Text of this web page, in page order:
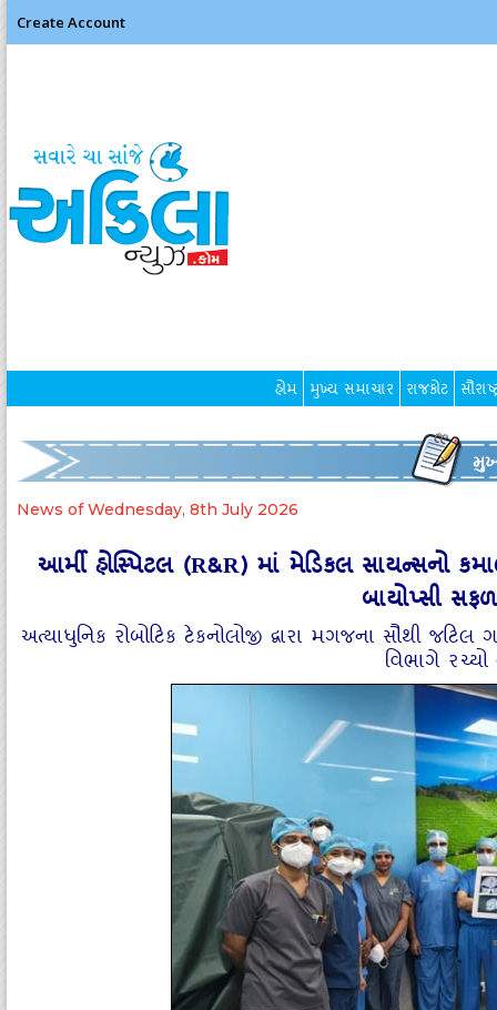
Create Account
હોમ મુખ્ય સમાચાર રાજકોટ
News of Wednesday, 8th July 2026
આર્મી હોસ્પિટલ (R&R) માં મેડિકલ સાયન્સનો
બાયોપ્સી
​અત્યાધુનિક રોબોટિક ટેકનોલોજી દ્વારા મગજના સૌથી
વિભાગે